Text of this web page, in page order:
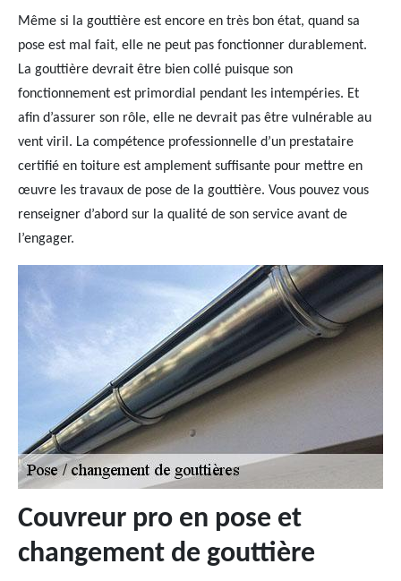
Même si la gouttière est encore en très bon état, quand sa
pose est mal fait, elle ne peut pas fonctionner durablement.
La gouttière devrait être bien collé puisque son
fonctionnement est primordial pendant les intempéries. Et
afin d’assurer son rôle, elle ne devrait pas être vulnérable au
vent viril. La compétence professionnelle d’un prestataire
certifié en toiture est amplement suffisante pour mettre en
œuvre les travaux de pose de la gouttière. Vous pouvez vous
renseigner d’abord sur la qualité de son service avant de
l’engager.
Couvreur pro en pose et
changement de gouttière